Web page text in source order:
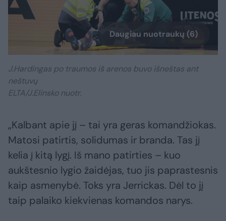
Daugiau nuotraukų (6)
J.Hardingas po traumos iš arenos buvo išneštas ant
neštuvų
ELTA/J.Elinsko nuotr.
„Kalbant apie jį – tai yra geras komandžiokas.
Matosi patirtis, solidumas ir branda. Tas jį
kelia į kitą lygį. Iš mano patirties – kuo
aukštesnio lygio žaidėjas, tuo jis paprastesnis
kaip asmenybė. Toks yra Jerrickas. Dėl to jį
taip palaiko kiekvienas komandos narys.